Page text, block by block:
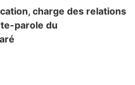
charge des relations
parole du